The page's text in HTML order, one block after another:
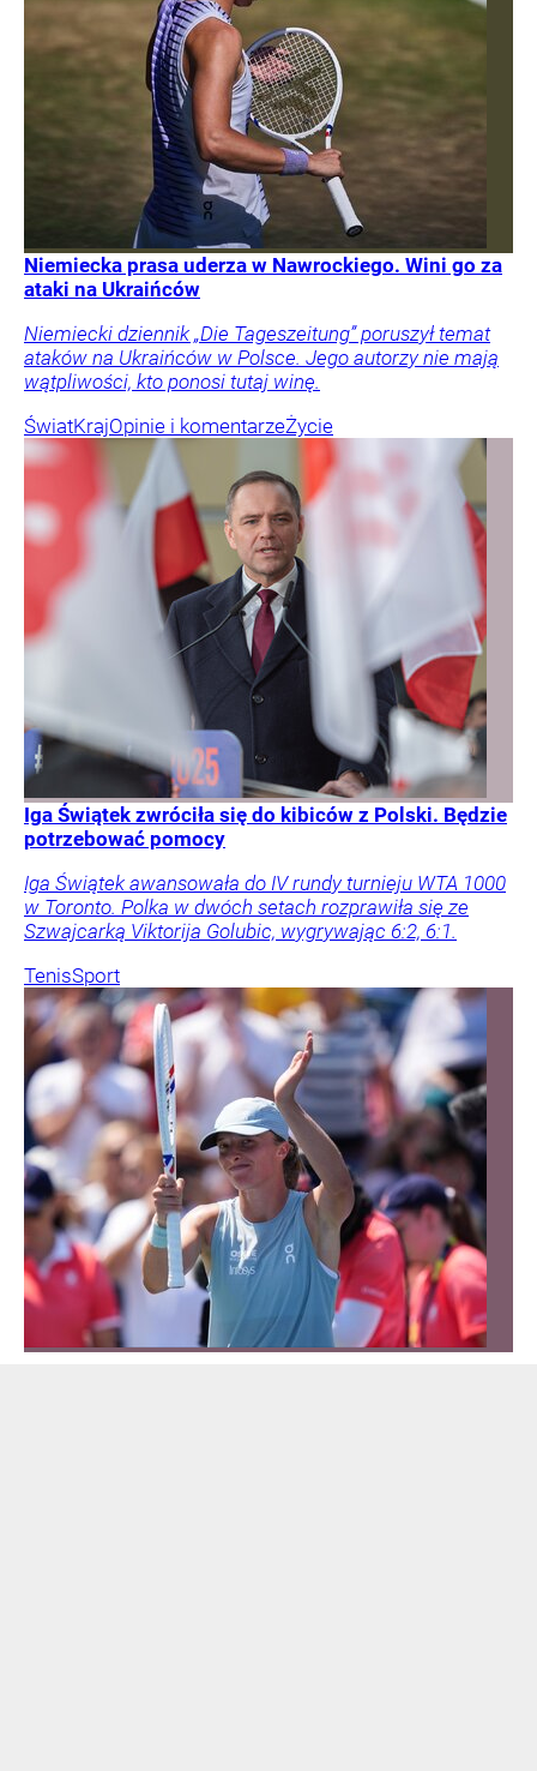
Niemiecka prasa uderza w Nawrockiego. Wini go za
ataki na Ukraińców
Niemiecki dziennik „Die Tageszeitung” poruszył temat
ataków na Ukraińców w Polsce. Jego autorzy nie mają
wątpliwości, kto ponosi tutaj winę.
ŚwiatKrajOpinie i komentarzeŻycie
Iga Świątek zwróciła się do kibiców z Polski. Będzie
potrzebować pomocy
Iga Świątek awansowała do IV rundy turnieju WTA 1000
w Toronto. Polka w dwóch setach rozprawiła się ze
Szwajcarką Viktorija Golubic, wygrywając 6:2, 6:1.
TenisSport